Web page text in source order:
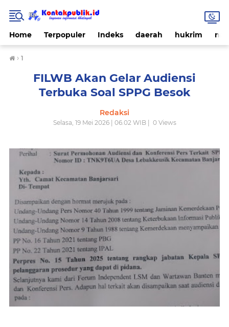
Home Terpopuler Indeks daerah hukrim
› 1
FILWB Akan Gelar Audiensi
Terbuka Soal SPPG Besok
Redaksi
Selasa, 19 Mei 2026 | 06.02 WIB | 0Views